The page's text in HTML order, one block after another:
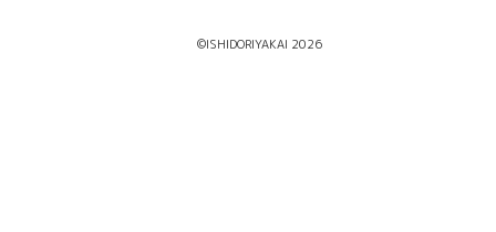
©ISHIDORIYAKAI 2026